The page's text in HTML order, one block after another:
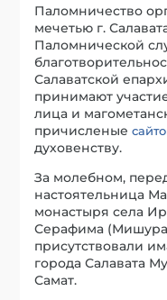
Паломничество
мечетью г.
Паломнической
Салаватской
принимают
лица и
причисленые
духовенству.
За молебном,
настоятельница
монастыря села
Серафима
присутствовали
города Салавата
Самат.